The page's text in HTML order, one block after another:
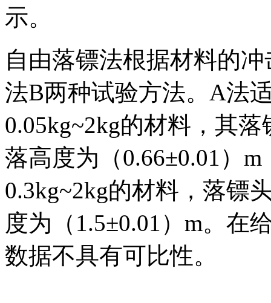
示。
自由落镖法根据材料的
法B两种试验方法。A法
0.05kg~2kg的材料，其
落高度为（0.66±0.01）
0.3kg~2kg的材料，落镖
度为（1.5±0.01）m。在
数据不具有可比性。